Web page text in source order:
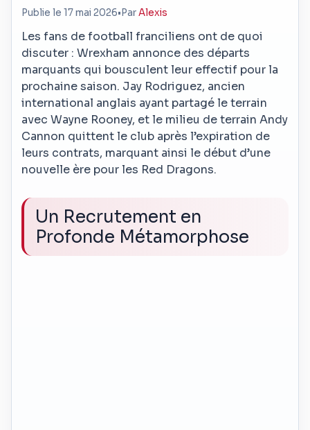
Publie le 17 mai 2026• ParAlexis
Les fans de football franciliens ont de quoi
discuter : Wrexham annonce des départs
marquants qui bousculent leur effectif pour la
prochaine saison. Jay Rodriguez, ancien
international anglais ayant partagé le terrain
avec Wayne Rooney, et le milieu de terrain Andy
Cannon quittent le club après l’expiration de
leurs contrats, marquant ainsi le début d’une
nouvelle ère pour les Red Dragons.
Un Recrutement en
Profonde Métamorphose